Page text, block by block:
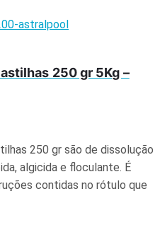
250 gr 5Kg –
250 gr são de dissolução
algicida e floculante. É
contidas no rótulo que